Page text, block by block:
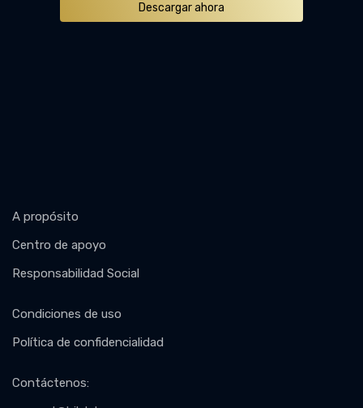
Descargar ahora
A propósito
Centro de apoyo
Responsabilidad Social
Condiciones de uso
Política de confidencialidad
Contáctenos: